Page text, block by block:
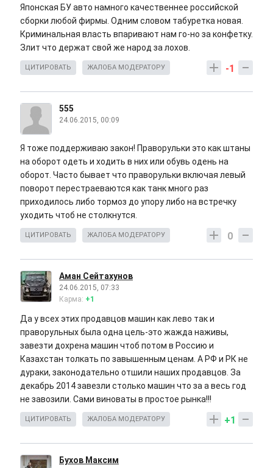
Японская БУ авто намного качественнее российской
сборки любой фирмы. Одним словом табуретка новая.
Криминальная власть впаривают нам го-но за конфетку.
Злит что держат свой же народ за лохов.
-1
ЦИТИРОВАТЬ ЖАЛОБА МОДЕРАТОРУ
555
24.06.2015, 00:09
Я тоже поддерживаю закон! Праворульки это как штаны
на оборот одеть и ходить в них или обувь одень на
оборот. Часто бывает что праворульки включая левый
поворот перестраеваются как танк много раз
приходилось либо тормоз до упору либо на встречку
уходить чтоб не столкнутся.
0
ЦИТИРОВАТЬ ЖАЛОБА МОДЕРАТОРУ
Аман Сейтахунов
24.06.2015, 07:33
Карма: +1
Да у всех этих продавцов машин как лево так и
праворульных была одна цель-это жажда наживы,
завезти дохрена машин чтоб потом в Россию и
Казахстан толкать по завышенным ценам. А РФ и РК не
дураки, законодательно отшили наших продавцов. За
декабрь 2014 завезли столько машин что за а весь год
не завозили. Сами виноваты в простое рынка!!!
+1
ЦИТИРОВАТЬ ЖАЛОБА МОДЕРАТОРУ
Бухов Максим